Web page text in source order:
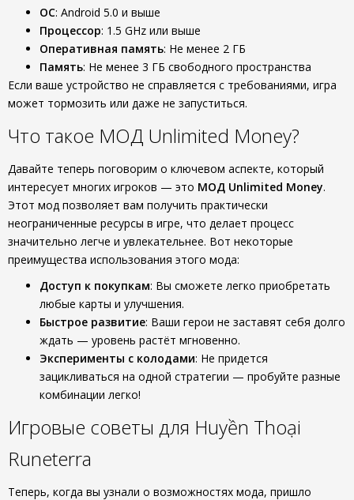
ОС: Android 5.0 и выше
Процессор: 1.5 GHz или выше
Оперативная память: Не менее 2 ГБ
Память: Не менее 3 ГБ свободного пространства
Если ваше устройство не справляется с требованиями, игра
может тормозить или даже не запуститься.
Что такое МОД Unlimited Money?
Давайте теперь поговорим о ключевом аспекте, который
интересует многих игроков — это МОД Unlimited Money.
Этот мод позволяет вам получить практически
неограниченные ресурсы в игре, что делает процесс
значительно легче и увлекательнее. Вот некоторые
преимущества использования этого мода:
Доступ к покупкам: Вы сможете легко приобретать
любые карты и улучшения.
Быстрое развитие: Ваши герои не заставят себя долго
ждать — уровень растёт мгновенно.
Эксперименты с колодами: Не придется
зацикливаться на одной стратегии — пробуйте разные
комбинации легко!
Игровые советы для Huyền Thoại
Runeterra
Теперь, когда вы узнали о возможностях мода, пришло